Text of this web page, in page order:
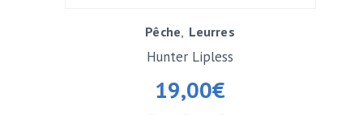
Pêche Leurres
19,00€
Hunter Lipless